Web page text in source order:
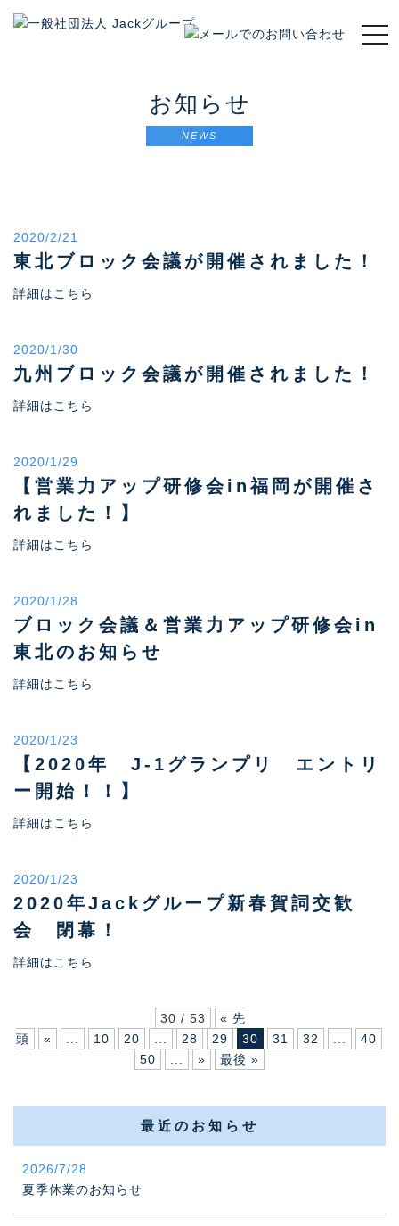
t
お知らせ
NEWS
2020/2/21
東北ブロック会議が開催されました！
詳細はこちら
2020/1/30
九州ブロック会議が開催されました！
詳細はこちら
2020/1/29
【営業力アップ研修会in福岡が開催さ
れました！】
詳細はこちら
2020/1/28
ブロック会議＆営業力アップ研修会in
東北のお知らせ
詳細はこちら
2020/1/23
【2020年 J-1グランプリ エントリ
ー開始！！】
詳細はこちら
2020/1/23
2020年Jackグループ新春賀詞交歓
会 閉幕！
詳細はこちら
30 / 53
« 先
頭
« 10 20 28 29 30 31 32
40
50
» 最後 »
最近のお知らせ
2026/7/28
夏季休業のお知らせ